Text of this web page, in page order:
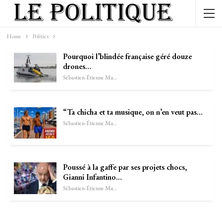
Home Politics
Pourquoi l’blindée française géré douze
drones…
Sébastien-Étienne Marechal
“Ta chicha et ta musique, on n’en veut pas…
Sébastien-Étienne Marechal
Poussé à la gaffe par ses projets chocs,
Gianni Infantino…
Sébastien-Étienne Marechal